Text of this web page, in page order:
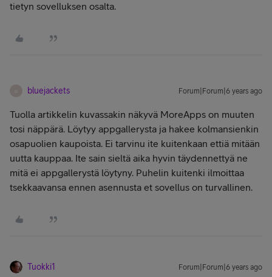
tietyn sovelluksen osalta.
bluejackets Forum|Forum|6 years ago
Tuolla artikkelin kuvassakin näkyvä MoreApps on muuten
tosi näppärä. Löytyy appgallerysta ja hakee kolmansienkin
osapuolien kaupoista. Ei tarvinu ite kuitenkaan ettiä mitään
uutta kauppaa. Ite sain sieltä aika hyvin täydennettyä ne
mitä ei appgallerystä löytyny. Puhelin kuitenki ilmoittaa
tsekkaavansa ennen asennusta et sovellus on turvallinen.
Tuokki1 Forum|Forum|6 years ago